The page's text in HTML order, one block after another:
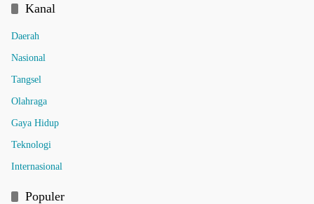
Kanal
Daerah
Nasional
Tangsel
Olahraga
Gaya Hidup
Teknologi
Internasional
Populer